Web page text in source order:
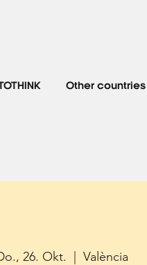
Other countries
26. Okt.
  |
València